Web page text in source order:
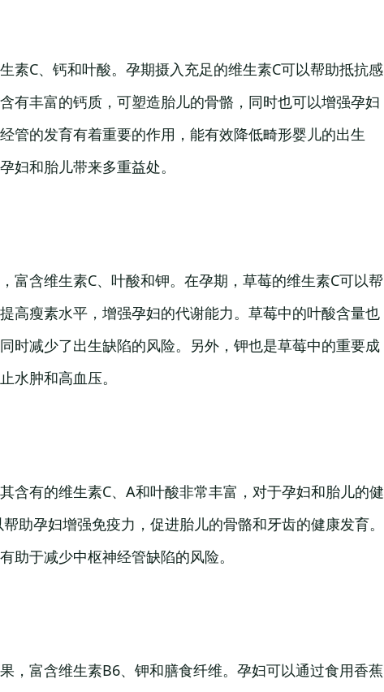
素C、钙和叶酸。孕期摄入充足的维生素C可以帮助抵抗感
有丰富的钙质，可塑造胎儿的骨骼，同时也可以增强孕妇
管的发育有着重要的作用，能有效降低畸形婴儿的出生
妇和胎儿带来多重益处。
富含维生素C、叶酸和钾。在孕期，草莓的维生素C可以帮
高瘦素水平，增强孕妇的代谢能力。草莓中的叶酸含量也
时减少了出生缺陷的风险。另外，钾也是草莓中的重要成
水肿和高血压。
含有的维生素C、A和叶酸非常丰富，对于孕妇和胎儿的健
助孕妇增强免疫力，促进胎儿的骨骼和牙齿的健康发育。
助于减少中枢神经管缺陷的风险。
，富含维生素B6、钾和膳食纤维。孕妇可以通过食用香蕉